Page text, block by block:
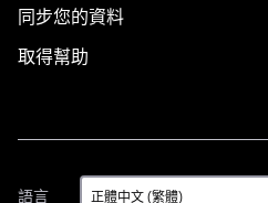
同步您的資料
取得幫助
語言
語